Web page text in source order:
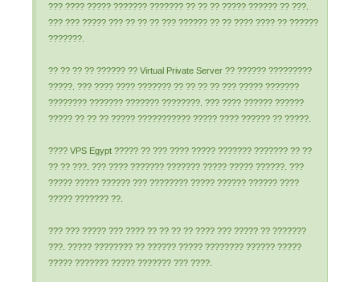
??? ???? ????? ??????? ??????? ?? ?? ?? ????? ?????? ?? ???.
??? ??? ????? ??? ?? ?? ?? ??? ?????? ?? ?? ???? ???? ?? ??????
???????.
?? ?? ?? ?? ?????? ?? Virtual Private Server ?? ?????? ?????????
?????. ??? ???? ???? ??????? ?? ?? ?? ?? ??? ????? ???????
???????? ??????? ??????? ????????. ??? ???? ?????? ??????
????? ?? ?? ?? ????? ??????????? ????? ???? ?????? ?? ?????.
???? VPS Egypt ????? ?? ??? ???? ????? ??????? ??????? ?? ??
?? ?? ???. ??? ???? ??????? ??????? ????? ????? ??????. ???
????? ????? ?????? ??? ???????? ????? ?????? ?????? ????
????? ??????? ??.
??? ??? ????? ??? ???? ?? ?? ?? ?? ???? ??? ????? ?? ???????
???. ????? ???????? ?? ?????? ????? ???????? ?????? ?????
????? ??????? ????? ??????? ??? ????.